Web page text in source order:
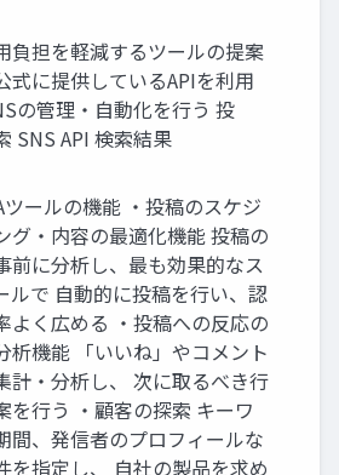
負担を軽減するツールの提案
式に提供しているAPIを利用
の管理・自動化を行う 投
SNS API 検索結果
ツールの機能 ・投稿のスケジ
グ・内容の最適化機能 投稿の
前に分析し、最も効果的なス
ルで 自動的に投稿を行い、認
よく広める ・投稿への反応の
析機能 「いいね」やコメント
計・分析し、 次に取るべき行
を行う ・顧客の探索 キーワ
間、発信者のプロフィールな
を指定し、 自社の製品を求め